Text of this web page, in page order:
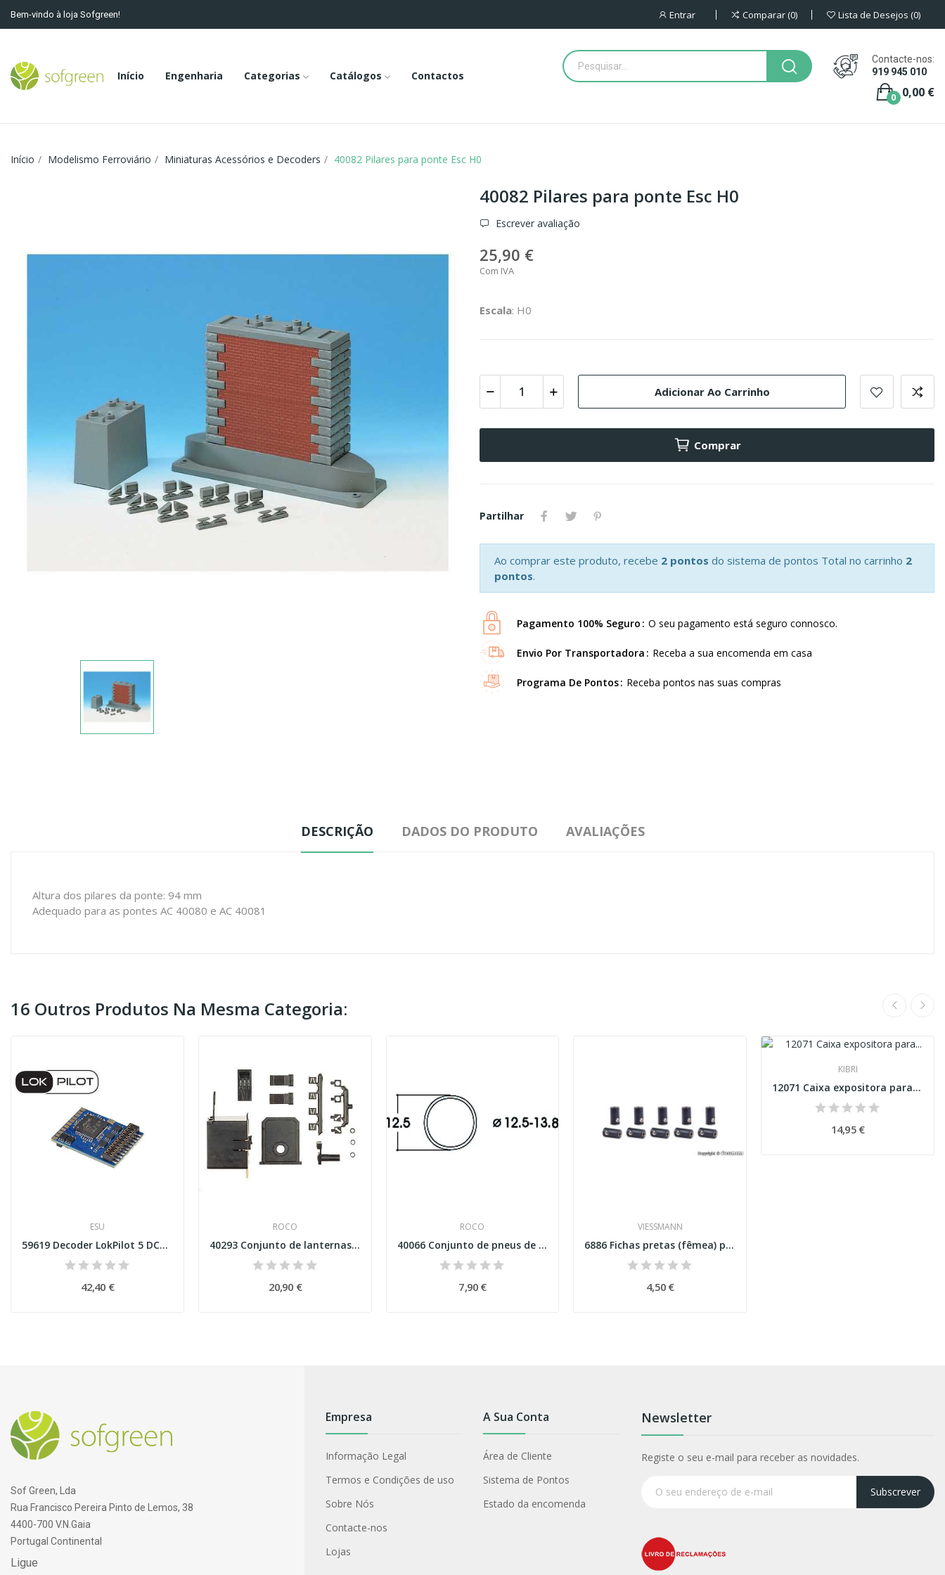
Bem-vindo à loja Sofgreen! Entrar Comparar 0 Lista de Desejos 0
Início Engenharia Categorias Catálogos Contactos
Contacte-nos:
919 945 010
0,00 €
0
Início Modelismo Ferroviário Miniaturas Acessórios e Decoders 40082 Pilares para ponte Esc H0
40082 Pilares para ponte Esc H0
Escrever avaliação
25,90 €
Com IVA
Escala: H0
Adicionar Ao Carrinho
Comprar
Partilhar
Ao comprar este produto, recebe 2 pontos do sistema de pontos Total no carrinho 2
pontos.
Pagamento 100% Seguro O seu pagamento está seguro connosco.
Envio Por Transportadora Receba a sua encomenda em casa
Programa De Pontos Receba pontos nas suas compras
DESCRIÇÃO DADOS DO PRODUTO AVALIAÇÕES
Altura dos pilares da ponte: 94 mm
Adequado para as pontes AC 40080 e AC 40081
16 Outros Produtos Na Mesma Categoria:
ESU
59619 Decoder LokPilot 5 DCC/MM/SX/M4 21MTC...
42,40 €
ROCO
40293 Conjunto de lanternas Esc H0
20,90 €
ROCO
40066 Conjunto de pneus de tração DC
7,90 €
VIESSMANN
6886 Fichas pretas (fêmea) para conexão, 10 peças
4,50 €
KIBRI
12071 Caixa expositora para colecionadores com...
14,95 €
Sof Green, Lda
Rua Francisco Pereira Pinto de Lemos, 38
4400-700 V.N.Gaia
Portugal Continental
Ligue
Empresa
Informação Legal
Termos e Condições de uso
Sobre Nós
Contacte-nos
Lojas
A Sua Conta
Área de Cliente
Sistema de Pontos
Estado da encomenda
Newsletter
Registe o seu e-mail para receber as novidades.
Subscrever